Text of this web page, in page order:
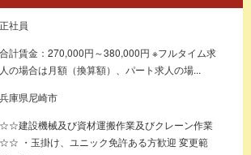
正社員
合計賃金：270,000円～380,000円 ※フルタイム求
人の場合は月額（換算額）、パート求人の場...
兵庫県尼崎市
☆☆建設機械及び資材運搬作業及びクレーン作業
☆☆ ・玉掛け、ユニック免許ある方歓迎 変更範